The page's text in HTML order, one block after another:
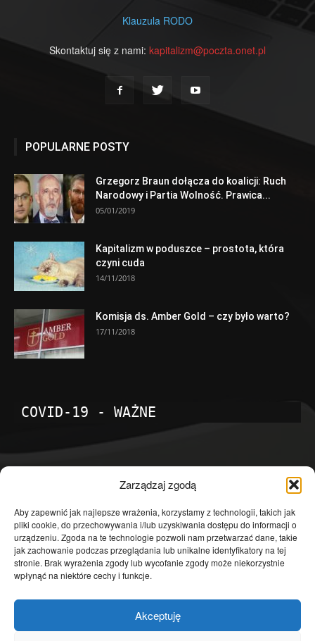
Zarządzaj zgodą
Aby zapewnić jak najlepsze wrażenia, korzystamy z technologii, takich jak
pliki cookie, do przechowywania i/lub uzyskiwania dostępu do informacji o
urządzeniu. Zgoda na te technologie pozwoli nam przetwarzać dane, takie
jak zachowanie podczas przeglądania lub unikalne identyfikatory na tej
stronie. Brak wyrażenia zgody lub wycofanie zgody może niekorzystnie
wpłynąć na niektóre cechy i funkcje.
Akceptuję
Klauzula RODO
Skontaktuj się z nami: kapitalizm@poczta.onet.pl
POPULARNE POSTY
Grzegorz Braun dołącza do koalicji: Ruch
Narodowy i Partia Wolność. Prawica...
05/01/2019
Kapitalizm w poduszce – prostota, która
czyni cuda
14/11/2018
Komisja ds. Amber Gold – czy było warto?
17/11/2018
COVID-19 - WAŻNE
Temat dnia
4601
Publicystyka
4363
Polityka
3639
Polska
Społeczeństwo
2823